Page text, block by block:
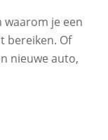
je een
bereiken. Of
nieuwe auto,